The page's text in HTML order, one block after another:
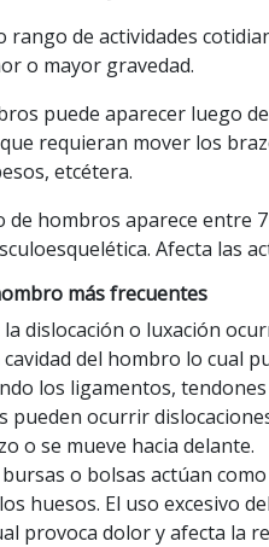
rango de actividades
o mayor gravedad.
puede aparecer luego
requieran mover los
etcétera.
hombros aparece entre
Afecta las
más frecuentes
la dislocación o luxación
del hombro lo cual
los ligamentos,
pueden ocurrir
o se mueve hacia delante.
o bolsas actúan
huesos. El uso excesivo
provoca dolor y afecta la